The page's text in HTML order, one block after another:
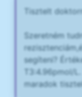
Tisztelt
Szeretném
segíteni?
T3:4.96pmol/
maradok